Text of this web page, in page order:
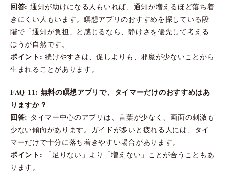
回答: 通知が助けになる人もいれば、通知が増えるほど落ち着
きにくい人もいます。瞑想アプリのおすすめを探している段
階で「通知が負担」と感じるなら、静けさを優先して考える
ほうが自然です。
ポイント: 続けやすさは、促しよりも、邪魔が少ないことから
生まれることがあります。
FAQ 11: 無料の瞑想アプリで、タイマーだけのおすすめはあ
りますか？
回答: タイマー中心のアプリは、言葉が少なく、画面の刺激も
少ない傾向があります。ガイドが多いと疲れる人には、タイ
マーだけで十分に落ち着きやすい場合があります。
ポイント: 「足りない」より「増えない」ことが合うこともあ
ります。